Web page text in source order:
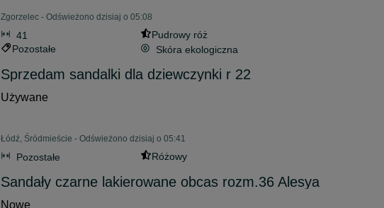
Zgorzelec - Odświeżono dzisiaj o 05:08
41
Pudrowy róż
Pozostałe
Skóra ekologiczna
Sprzedam sandalki dla dziewczynki r 22
Używane
Łódź, Śródmieście - Odświeżono dzisiaj o 05:41
Pozostałe Różowy
Sandały czarne lakierowane obcas rozm.36 Alesya
Nowe